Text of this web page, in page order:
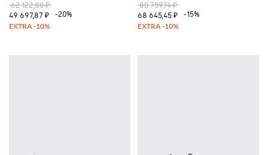
62 122,80 ₽
49 697,87 ₽
-20%
80 759,74 ₽
68 645,45 ₽
-15%